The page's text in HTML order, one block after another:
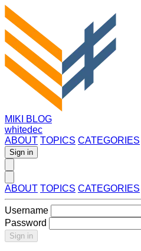
MIKI BLOG
whitedec
ABOUT TOPICS CATEGORIES
Sign in
ABOUT TOPICS CATEGORIES
Username
Password
Sign in